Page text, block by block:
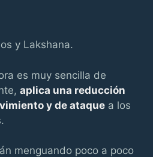
y Lakshana.
es muy sencilla de
aplica una reducción
y de ataque a los
menguando poco a poco